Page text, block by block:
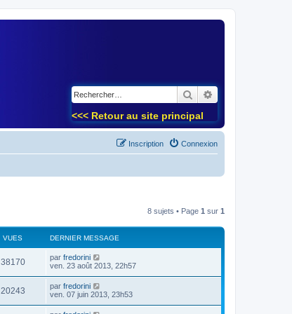
Rechercher
<<< Retour au site principal
Connexion
Inscription
8 sujets • Page 1 sur 1
VUES DERNIER MESSAGE
38170 par fredorini
ven. 23 août 2013, 22h57
20243 par fredorini
ven. 07 juin 2013, 23h53